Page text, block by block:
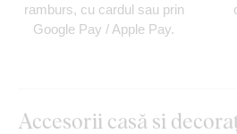
ramburs, cu cardul sau prin
Google Pay / Apple Pay.
Accesorii casă si